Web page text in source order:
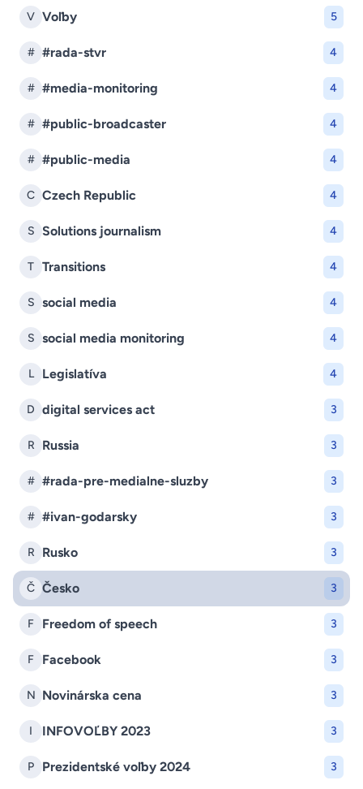
V Voľby 5
# #rada-stvr 4
# #media-monitoring 4
# #public-broadcaster 4
# #public-media 4
C Czech Republic 4
S Solutions journalism 4
T Transitions 4
S social media 4
S social media monitoring 4
L Legislatíva 4
D digital services act 3
R Russia 3
# #rada-pre-medialne-sluzby 3
# #ivan-godarsky 3
R Rusko 3
Č Česko 3
F Freedom of speech 3
F Facebook 3
N Novinárska cena 3
I INFOVOĽBY 2023 3
P Prezidentské voľby 2024 3